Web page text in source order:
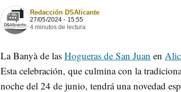
Redacción DSAlicante
27/05/2024 - 15:55
4 minutos de lectura
La Banyà de las Hogueras de San Juan en
Esta celebración, que culmina con la
noche del 24 de junio, tendrá una novedad